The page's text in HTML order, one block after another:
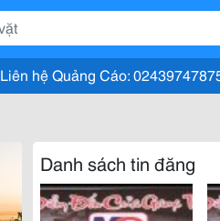
Liên hệ Quảng Cáo:
Danh sách tin đăng